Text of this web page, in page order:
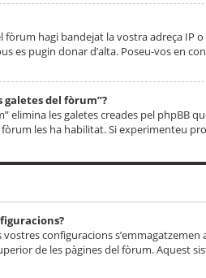
fòrum hagi bandejat la vostra adreça
es pugin donar d’alta. Poseu-vos en
galetes del fòrum”?
elimina les galetes creades pel
les ha habilitat. Si experimenteu
configuracions
de les pàgines del fòrum. Aquest